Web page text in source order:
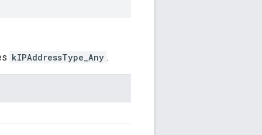
kIPAddressType_Any .